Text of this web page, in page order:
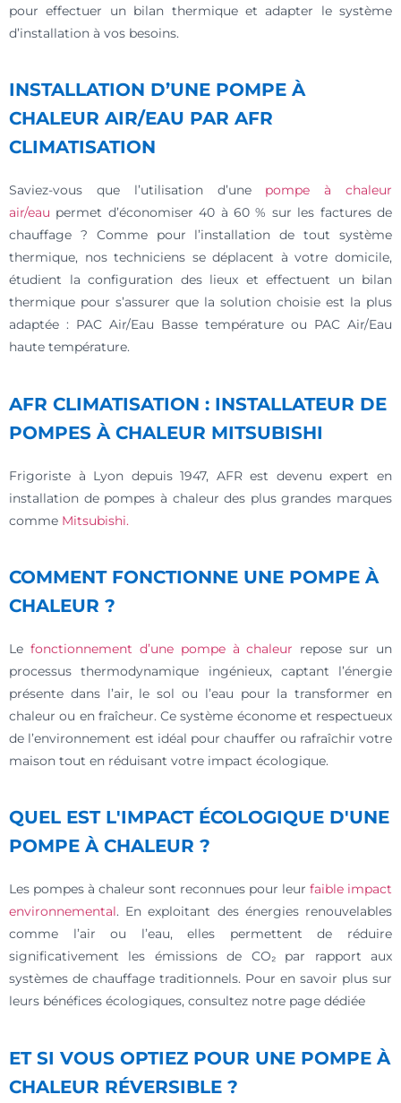
pour effectuer un bilan thermique et adapter le système
d’installation à vos besoins.
INSTALLATION D’UNE POMPE À
CHALEUR AIR/EAU PAR AFR
CLIMATISATION
Saviez-vous que l’utilisation d’unepompe à chaleur
air/eau permet d’économiser 40 à 60 % sur les factures de
chauffage ? Comme pour l’installation de tout système
thermique, nos techniciens se déplacent à votre domicile,
étudient la configuration des lieux et effectuent un bilan
thermique pour s’assurer que la solution choisie est la plus
adaptée : PAC Air/Eau Basse température ou PAC Air/Eau
haute température.
AFR CLIMATISATION : INSTALLATEUR DE
POMPES À CHALEUR MITSUBISHI
Frigoriste à Lyon depuis 1947, AFR est devenu expert en
installation de pompes à chaleur des plus grandes marques
comme Mitsubishi.
COMMENT FONCTIONNE UNE POMPE À
CHALEUR ?
Le fonctionnement d’une pompe à chaleur repose sur un
processus thermodynamique ingénieux, captant l’énergie
présente dans l’air, le sol ou l’eau pour la transformer en
chaleur ou en fraîcheur. Ce système économe et respectueux
de l’environnement est idéal pour chauffer ou rafraîchir votre
maison tout en réduisant votre impact écologique.
QUEL EST L'IMPACT ÉCOLOGIQUE D'UNE
POMPE À CHALEUR ?
Les pompes à chaleur sont reconnues pour leur faible impact
environnemental. En exploitant des énergies renouvelables
comme l’air ou l’eau, elles permettent de réduire
significativement les émissions de CO₂ par rapport aux
systèmes de chauffage traditionnels. Pour en savoir plus sur
leurs bénéfices écologiques, consultez notre page dédiée
ET SI VOUS OPTIEZ POUR UNE POMPE À
CHALEUR RÉVERSIBLE ?